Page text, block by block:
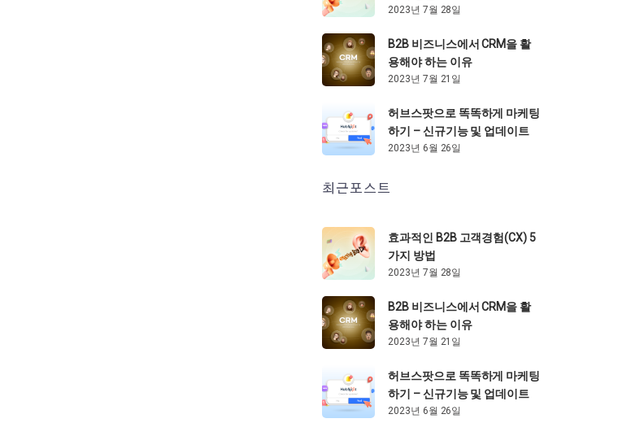
2023년 7월 28일
B2B 비즈니스에서 CRM을 활
용해야 하는 이유
2023년 7월 21일
허브스팟으로 똑똑하게 마케팅
하기 – 신규기능 및 업데이트
2023년 6월 26일
최근포스트
효과적인 B2B 고객경험(CX) 5
가지 방법
2023년 7월 28일
B2B 비즈니스에서 CRM을 활
용해야 하는 이유
2023년 7월 21일
허브스팟으로 똑똑하게 마케팅
하기 – 신규기능 및 업데이트
2023년 6월 26일